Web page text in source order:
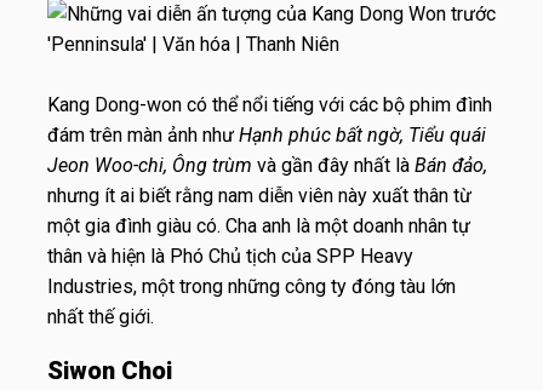
Kang Dong-won có thể nổi tiếng với các bộ phim đình
đám trên màn ảnh như Hạnh phúc bất ngờ, Tiểu quái
Jeon Woo-chi, Ông trùm và gần đây nhất là Bán đảo,
nhưng ít ai biết rằng nam diễn viên này xuất thân từ
một gia đình giàu có. Cha anh là một doanh nhân tự
thân và hiện là Phó Chủ tịch của SPP Heavy
Industries, một trong những công ty đóng tàu lớn
nhất thế giới.
Siwon Choi